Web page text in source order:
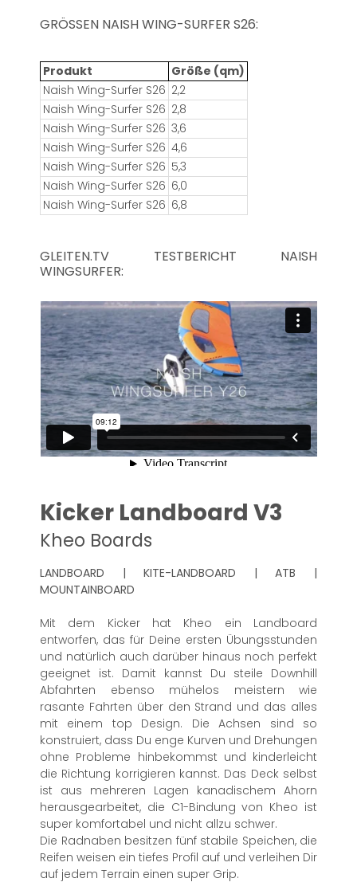
GRÖSSEN NAISH WING-SURFER S26:
Produkt
Größe (qm)
Naish Wing-Surfer S26 2,2
Naish Wing-Surfer S26 2,8
Naish Wing-Surfer S26 3,6
Naish Wing-Surfer S26 4,6
Naish Wing-Surfer S26 5,3
Naish Wing-Surfer S26 6,0
Naish Wing-Surfer S26 6,8
GLEITEN.TV TESTBERICHT NAISH
WINGSURFER:
Kicker Landboard V3
Kheo Boards
LANDBOARD | KITE-LANDBOARD | ATB |
MOUNTAINBOARD
Mit dem Kicker hat Kheo ein Landboard
entworfen, das für Deine ersten Übungsstunden
und natürlich auch darüber hinaus noch perfekt
geeignet ist. Damit kannst Du steile Downhill
Abfahrten ebenso mühelos meistern wie
rasante Fahrten über den Strand und das alles
mit einem top Design. Die Achsen sind so
konstruiert, dass Du enge Kurven und Drehungen
ohne Probleme hinbekommst und kinderleicht
die Richtung korrigieren kannst. Das Deck selbst
ist aus mehreren Lagen kanadischem Ahorn
herausgearbeitet, die C1-Bindung von Kheo ist
super komfortabel und nicht allzu schwer.
Die Radnaben besitzen fünf stabile Speichen, die
Reifen weisen ein tiefes Profil auf und verleihen Dir
auf jedem Terrain einen super Grip.